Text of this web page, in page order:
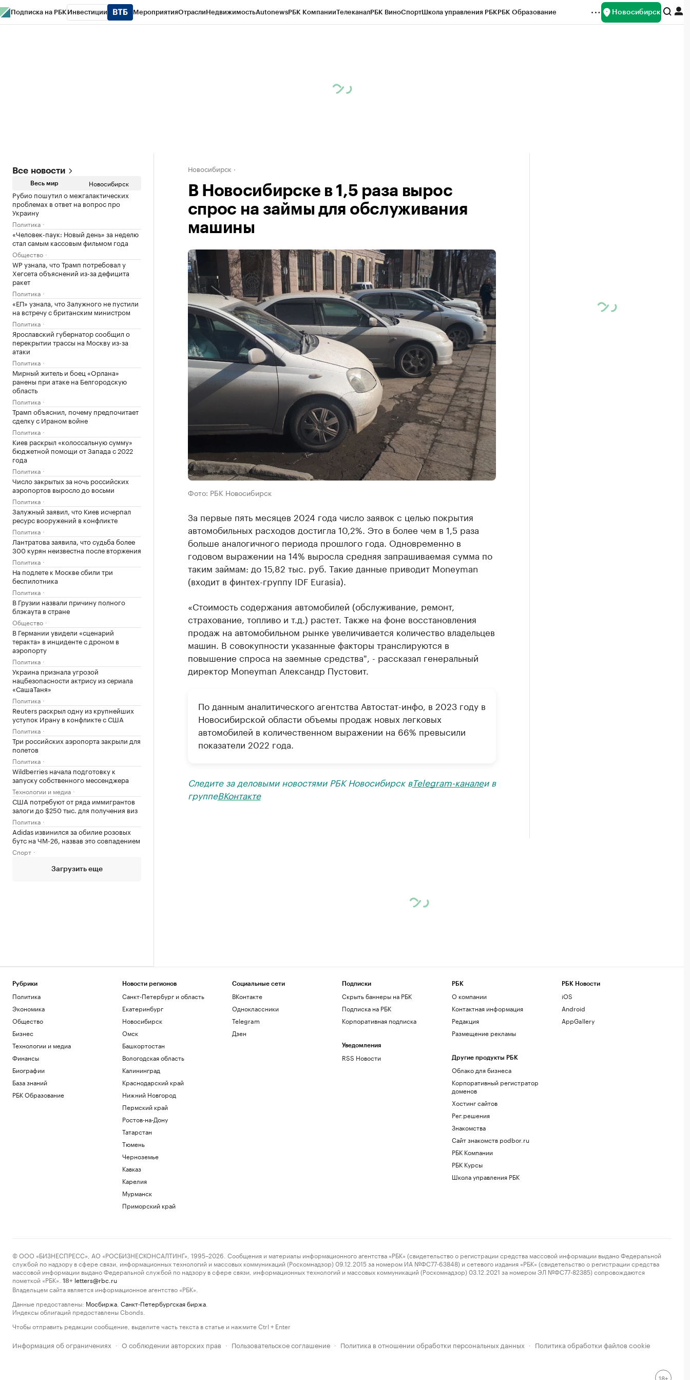
Подписка на РБК Инвестиции МероприятияОтраслиНедвижимостьAutonewsРБК КомпанииТелеканалРБК ВиноСпортШкола управления РБКРБК Образование Новосибирск
Все новости
Весь мир Новосибирск
Рубио пошутил о межгалактических
проблемах в ответ на вопрос про
Украину
Политика
«Человек-паук: Новый день» за неделю
стал самым кассовым фильмом года
Общество
WP узнала, что Трамп потребовал у
Хегсета объяснений из-за дефицита
ракет
Политика
«ЕП» узнала, что Залужного не пустили
на встречу с британским министром
Политика
Ярославский губернатор сообщил о
перекрытии трассы на Москву из-за
атаки
Политика
Мирный житель и боец «Орлана»
ранены при атаке на Белгородскую
область
Политика
Трамп объяснил, почему предпочитает
сделку с Ираном войне
Политика
Киев раскрыл «колоссальную сумму»
бюджетной помощи от Запада с 2022
года
Политика
Число закрытых за ночь российских
аэропортов выросло до восьми
Политика
Залужный заявил, что Киев исчерпал
ресурс вооружений в конфликте
Политика
Лантратова заявила, что судьба более
300 курян неизвестна после вторжения
Политика
На подлете к Москве сбили три
беспилотника
Политика
В Грузии назвали причину полного
блэкаута в стране
Общество
В Германии увидели «сценарий
теракта» в инциденте с дроном в
аэропорту
Политика
Украина признала угрозой
нацбезопасности актрису из сериала
«СашаТаня»
Политика
Reuters раскрыл одну из крупнейших
уступок Ирану в конфликте с США
Политика
Три российских аэропорта закрыли для
полетов
Политика
Wildberries начала подготовку к
запуску собственного мессенджера
Технологии и медиа
США потребуют от ряда иммигрантов
залоги до $250 тыс. для получения виз
Политика
Adidas извинился за обилие розовых
бутс на ЧМ-26, назвав это совпадением
Спорт
Загрузить еще
Новосибирск
В Новосибирске в 1,5 раза вырос
спрос на займы для обслуживания
машины
Фото: РБК Новосибирск
За первые пять месяцев 2024 года число заявок с целью покрытия
автомобильных расходов достигла 10,2%. Это в более чем в 1,5 раза
больше аналогичного периода прошлого года. Одновременно в
годовом выражении на 14% выросла средняя запрашиваемая сумма по
таким займам: до 15,82 тыс. руб. Такие данные приводит Moneyman
(входит в финтех-группу IDF Eurasia).
«Стоимость содержания автомобилей (обслуживание, ремонт,
страхование, топливо и т.д.) растет. Также на фоне восстановления
продаж на автомобильном рынке увеличивается количество владельцев
машин. В совокупности указанные факторы транслируются в
повышение спроса на заемные средства", - рассказал генеральный
директор Moneyman Александр Пустовит.
По данным аналитического агентства Автостат-инфо, в 2023 году в
Новосибирской области объемы продаж новых легковых
автомобилей в количественном выражении на 66% превысили
показатели 2022 года.
Следите за деловыми новостями РБК Новосибирск вTelegram-каналеи в
группеВКонтакте
Рубрики
Политика
Экономика
Общество
Бизнес
Технологии и медиа
Финансы
Биографии
База знаний
РБК Образование
Новости регионов
Санкт-Петербург и область
Екатеринбург
Новосибирск
Омск
Башкортостан
Вологодская область
Калининград
Краснодарский край
Нижний Новгород
Пермский край
Ростов-на-Дону
Татарстан
Тюмень
Черноземье
Кавказ
Карелия
Мурманск
Приморский край
Социальные сети
ВКонтакте
Одноклассники
Telegram
Дзен
Подписки
Скрыть баннеры на РБК
Подписка на РБК
Корпоративная подписка
Уведомления
RSS Новости
РБК
О компании
Контактная информация
Редакция
Размещение рекламы
Другие продукты РБК
Облако для бизнеса
Корпоративный регистратор
доменов
Хостинг сайтов
Рег.решения
Знакомства
Сайт знакомств podbor.ru
РБК Компании
РБК Курсы
Школа управления РБК
РБК Новости
iOS
Android
AppGallery
© ООО «БИЗНЕСПРЕСС», АО «РОСБИЗНЕСКОНСАЛТИНГ», 1995–2026. Сообщения и материалы информационного агентства «РБК» (свидетельство о регистрации средства массовой информации выдано Федеральной
службой по надзору в сфере связи, информационных технологий и массовых коммуникаций (Роскомнадзор) 09.12.2015 за номером ИА №ФС77-63848) и сетевого издания «РБК» (свидетельство о регистрации средства
массовой информации выдано Федеральной службой по надзору в сфере связи, информационных технологий и массовых коммуникаций (Роскомнадзор) 03.12.2021 за номером ЭЛ №ФС77-82385) сопровождаются
пометкой «РБК».
18+ letters@rbc.ru
Владельцем сайта является информационное агентство «РБК».
Данные предоставлены: Мосбиржа Санкт-Петербургская биржа
Индексы облигаций предоставлены Cbonds.
Чтобы отправить редакции сообщение, выделите часть текста в статье и нажмите Ctrl + Enter
Информация об ограничениях · О соблюдении авторских прав · Пользовательское соглашение · Политика в отношении обработки персональных данных · Политика обработки файлов cookie
18+